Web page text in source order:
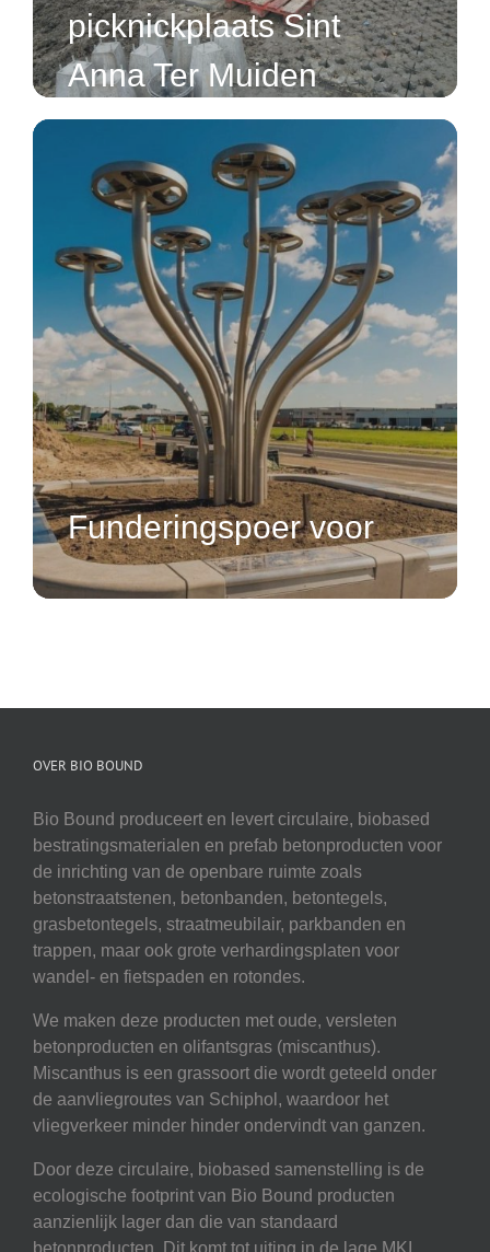
picknickplaats Sint
Anna Ter Muiden
Funderingspoer voor
OVER BIO BOUND
Bio Bound produceert en levert circulaire, biobased
bestratingsmaterialen en prefab betonproducten voor
de inrichting van de openbare ruimte zoals
betonstraatstenen, betonbanden, betontegels,
grasbetontegels, straatmeubilair, parkbanden en
trappen, maar ook grote verhardingsplaten voor
wandel- en fietspaden en rotondes.
We maken deze producten met oude, versleten
betonproducten en olifantsgras (miscanthus).
Miscanthus is een grassoort die wordt geteeld onder
de aanvliegroutes van Schiphol, waardoor het
vliegverkeer minder hinder ondervindt van ganzen.
Door deze circulaire, biobased samenstelling is de
ecologische footprint van Bio Bound producten
aanzienlijk lager dan die van standaard
betonproducten. Dit komt tot uiting in de lage MKI